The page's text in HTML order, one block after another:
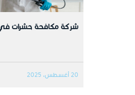
شركة مكافحة حشرات في
20 أغسطس، 2025